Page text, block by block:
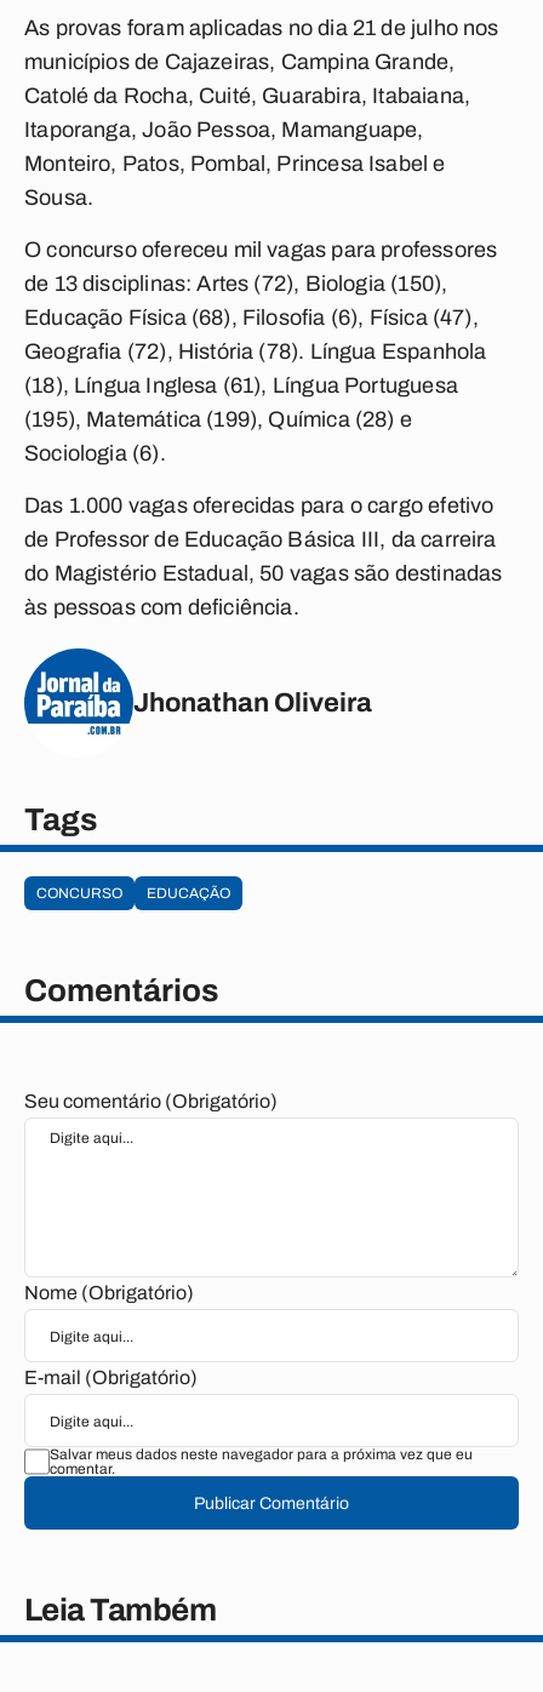
As provas foram aplicadas no dia 21 de julho nos
municípios de Cajazeiras, Campina Grande,
Catolé da Rocha, Cuité, Guarabira, Itabaiana,
Itaporanga, João Pessoa, Mamanguape,
Monteiro, Patos, Pombal, Princesa Isabel e
Sousa.
O concurso ofereceu mil vagas para professores
de 13 disciplinas: Artes (72), Biologia (150),
Educação Física (68), Filosofia (6), Física (47),
Geografia (72), História (78). Língua Espanhola
(18), Língua Inglesa (61), Língua Portuguesa
(195), Matemática (199), Química (28) e
Sociologia (6).
Das 1.000 vagas oferecidas para o cargo efetivo
de Professor de Educação Básica III, da carreira
do Magistério Estadual, 50 vagas são destinadas
às pessoas com deficiência.
Jhonathan Oliveira
Tags
CONCURSO EDUCAÇÃO
Comentários
Seu comentário (Obrigatório)
Nome (Obrigatório)
E-mail (Obrigatório)
Salvar meus dados neste navegador para a próxima vez que eu
comentar.
Publicar Comentário
Leia Também